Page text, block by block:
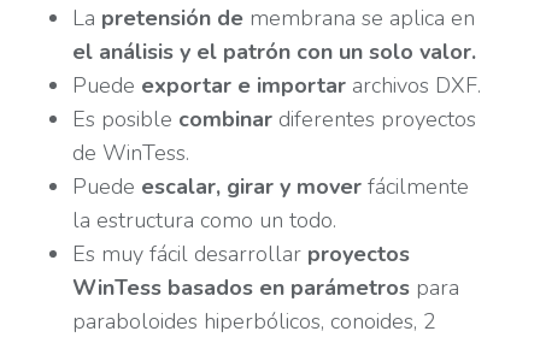
La pretensión de membrana se aplica en
el análisis y el patrón con un solo valor.
Puede exportar e importar archivos DXF.
Es posible combinar diferentes proyectos
de WinTess.
Puede escalar, girar y mover fácilmente
la estructura como un todo.
Es muy fácil desarrollar proyectos
WinTess basados en parámetros para
paraboloides hiperbólicos, conoides, 2